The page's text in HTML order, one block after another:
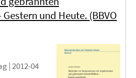
und Heute. (BBVO
|2012-04